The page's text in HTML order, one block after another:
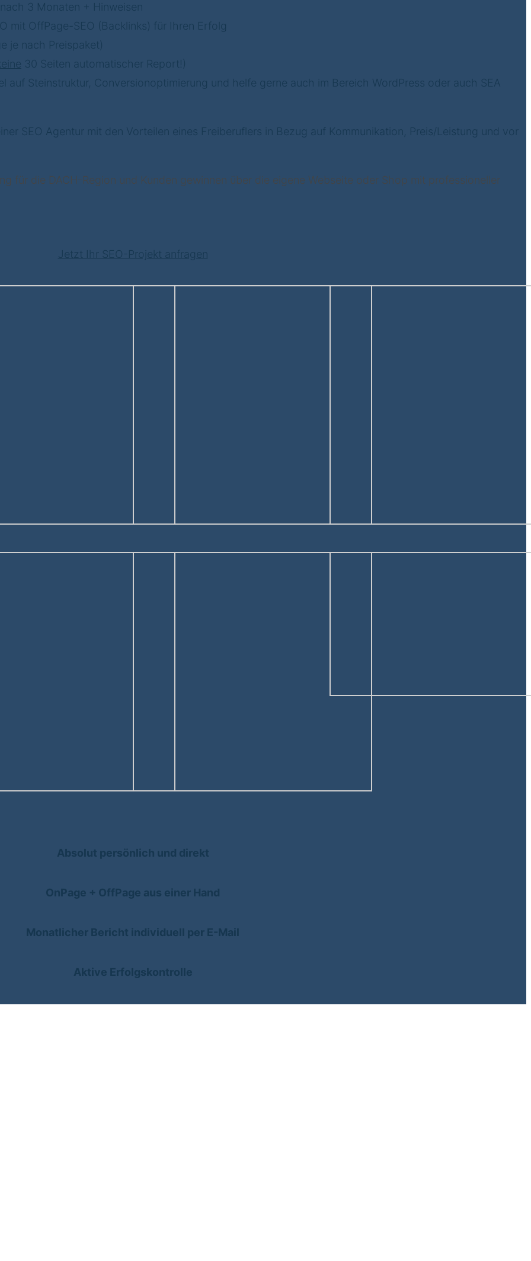
3 Monaten + Hinweisen
mit OffPage-SEO (Backlinks) für Ihren Erfolg
je nach Preispaket)
30 Seiten automatischer Report!)
auf Steinstruktur, Conversionoptimierung und helfe gerne auch im Bereich WordPress oder auch SEA
SEO Agentur mit den Vorteilen eines Freiberuflers in Bezug auf Kommunikation, Preis/Leistung und vor
für die DACH-Region und Kunden gewinnen über die eigene Webseite oder Shop mit professioneller
Jetzt Ihr SEO-Projekt anfragen
Absolut persönlich und direkt
OnPage + OffPage aus einer Hand
Monatlicher Bericht individuell per E-Mail
Aktive Erfolgskontrolle